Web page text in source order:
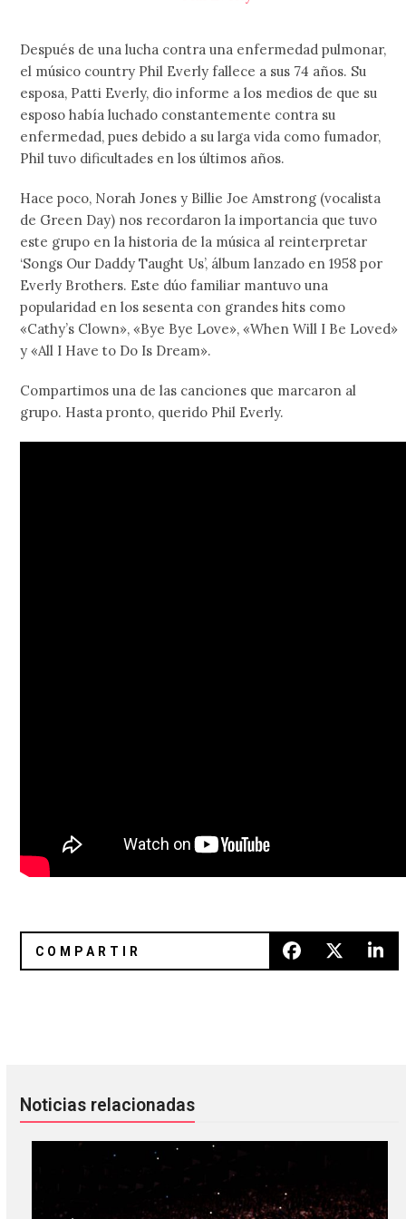
Después de una lucha contra una enfermedad pulmonar,
el músico country Phil Everly fallece a sus 74 años. Su
esposa, Patti Everly, dio informe a los medios de que su
esposo había luchado constantemente contra su
enfermedad, pues debido a su larga vida como fumador,
Phil tuvo dificultades en los últimos años.
Hace poco, Norah Jones y Billie Joe Amstrong (vocalista
de Green Day) nos recordaron la importancia que tuvo
este grupo en la historia de la música al reinterpretar
‘Songs Our Daddy Taught Us’, álbum lanzado en 1958 por
Everly Brothers. Este dúo familiar mantuvo una
popularidad en los sesenta con grandes hits como
«Cathy’s Clown», «Bye Bye Love», «When Will I Be Loved»
y «All I Have to Do Is Dream».
Compartimos una de las canciones que marcaron al
grupo. Hasta pronto, querido Phil Everly.
Noticias relacionadas